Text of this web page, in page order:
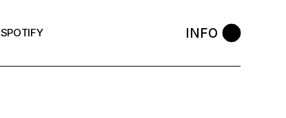
SPOTIFY INFO